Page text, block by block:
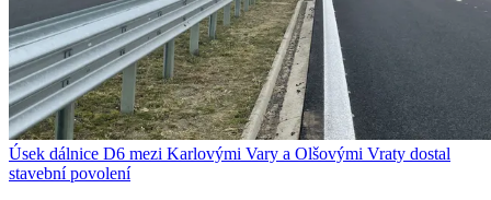
Úsek dálnice D6 mezi Karlovými Vary a Olšovými Vraty dostal
stavební povolení